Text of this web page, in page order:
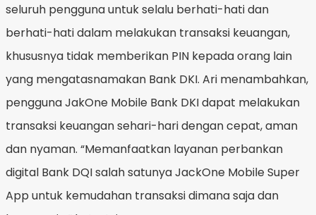
seluruh pengguna untuk selalu berhati-hati dan
berhati-hati dalam melakukan transaksi keuangan,
khususnya tidak memberikan PIN kepada orang lain
yang mengatasnamakan Bank DKI. Ari menambahkan,
pengguna JakOne Mobile Bank DKI dapat melakukan
transaksi keuangan sehari-hari dengan cepat, aman
dan nyaman. “Memanfaatkan layanan perbankan
digital Bank DQI salah satunya JackOne Mobile Super
App untuk kemudahan transaksi dimana saja dan